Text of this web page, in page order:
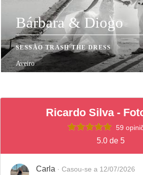
Bárbara & Diogo
SESSÃO TRASH THE DRESS
Aveiro
Ricardo Silva -
59
5.0 de 5
Carla · Casou-se a 12/07/2026